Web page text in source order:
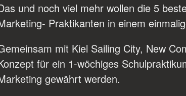
und noch viel mehr wollen die 5
Praktikanten in einem
mit Kiel Sailing City, New
für ein 1-wöchiges
gewährt werden.